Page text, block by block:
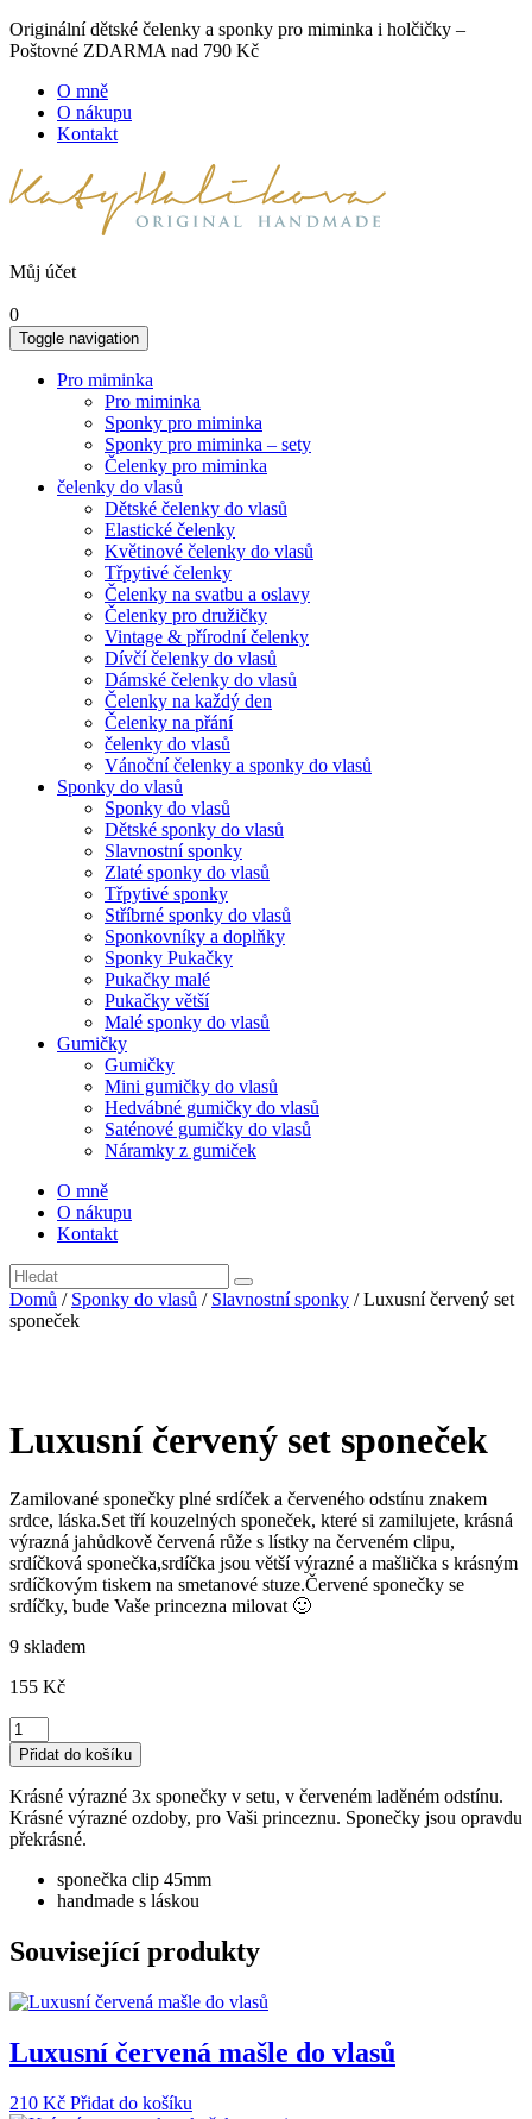
Originální dětské čelenky a sponky pro miminka i holčičky –
Poštovné ZDARMA nad 790 Kč
O mně
O nákupu
Kontakt
Můj účet
0
Toggle navigation
Pro miminka
Pro miminka
Sponky pro miminka
Sponky pro miminka – sety
Čelenky pro miminka
čelenky do vlasů
Dětské čelenky do vlasů
Elastické čelenky
Květinové čelenky do vlasů
Třpytivé čelenky
Čelenky na svatbu a oslavy
Čelenky pro družičky
Vintage & přírodní čelenky
Dívčí čelenky do vlasů
Dámské čelenky do vlasů
Čelenky na každý den
Čelenky na přání
čelenky do vlasů
Vánoční čelenky a sponky do vlasů
Sponky do vlasů
Sponky do vlasů
Dětské sponky do vlasů
Slavnostní sponky
Zlaté sponky do vlasů
Třpytivé sponky
Stříbrné sponky do vlasů
Sponkovníky a doplňky
Sponky Pukačky
Pukačky malé
Pukačky větší
Malé sponky do vlasů
Gumičky
Gumičky
Mini gumičky do vlasů
Hedvábné gumičky do vlasů
Saténové gumičky do vlasů
Náramky z gumiček
O mně
O nákupu
Kontakt
Domů / Sponky do vlasů / Slavnostní sponky / Luxusní červený set
sponeček
Luxusní červený set sponeček
Zamilované sponečky plné srdíček a červeného odstínu znakem
srdce, láska.Set tří kouzelných sponeček, které si zamilujete, krásná
výrazná jahůdkově červená růže s lístky na červeném clipu,
srdíčková sponečka,srdíčka jsou větší výrazné a mašlička s krásným
srdíčkovým tiskem na smetanové stuze.Červené sponečky se
srdíčky, bude Vaše princezna milovat 🙂
9 skladem
155 Kč
Luxusní
červený
set
sponeček
množství
Přidat do košíku
Krásné výrazné 3x sponečky v setu, v červeném laděném odstínu.
Krásné výrazné ozdoby, pro Vaši princeznu. Sponečky jsou opravdu
překrásné.
sponečka clip 45mm
handmade s láskou
Související produkty
Luxusní červená mašle do vlasů
210 Kč Přidat do košíku